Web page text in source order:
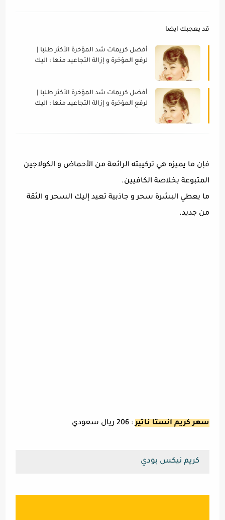
قد يعجبك ايضا
أفضل كريمات شد المؤخرة الأكثر طلبا |
لرفع المؤخرة و إزالة التجاعيد منها : اليك
أفضل كريمات شد المؤخرة الأكثر طلبا |
لرفع المؤخرة و إزالة التجاعيد منها : اليك
فإن ما يميزه هي تركيبته الرائعة من الأحماض و الكولاجين
المتبوعة بخلاصة الكافيين.
ما يعطي البشرة سحر و جاذبية تعيد إليك السحر و الثقة
من جديد.
سعر كريم انستا ناتير: 206 ريال سعودي
كريم نيكس بودي